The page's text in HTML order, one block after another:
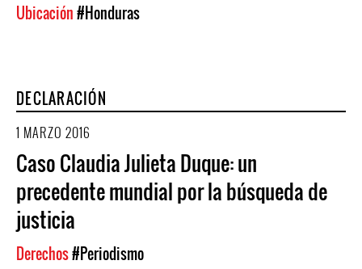
Ubicación#Honduras
DECLARACIÓN
1 MARZO 2016
Caso Claudia Julieta Duque: un
precedente mundial por la búsqueda de
justicia
Derechos#Periodismo